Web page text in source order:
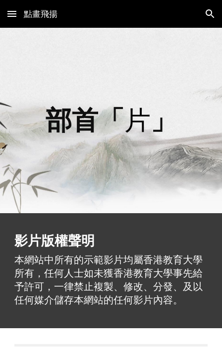
Skip to main content Skip to navigation
點畫飛揚
部首「片 」
影片版權聲明
本網站中所有的示範影片均屬香港教育大學
所有，任何人士如未獲香港教育大學事先給
予許可，一律禁止複製、修改、分發、及以
任何媒介儲存本網站的任何影片內容。